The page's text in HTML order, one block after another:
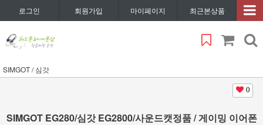
로그인 회원가입 마이페이지 최근본상품
SIMGOT / 심갓
0
SIMGOT EG280/심갓 EG2800/사운드캣정품 / 게이밍 이어폰